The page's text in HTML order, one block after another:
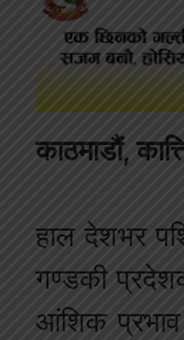
काठमाडौं,
हाल देशभर
गण्डकी
आंशिक